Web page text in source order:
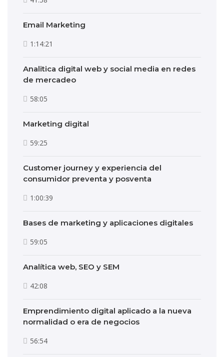
Email Marketing
1:14:21
Analitica digital web y social media en redes
de mercadeo
58:05
Marketing digital
59:25
Customer journey y experiencia del
consumidor preventa y posventa
1:00:39
Bases de marketing y aplicaciones digitales
59:05
Analítica web, SEO y SEM
42:08
Emprendimiento digital aplicado a la nueva
normalidad o era de negocios
56:54